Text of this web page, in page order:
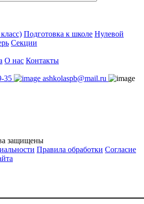
Подготовка к школе Нулевой
Секции
О нас Контакты
35
ashkolaspb@mail.ru
защищены
Правила обработки Согласие